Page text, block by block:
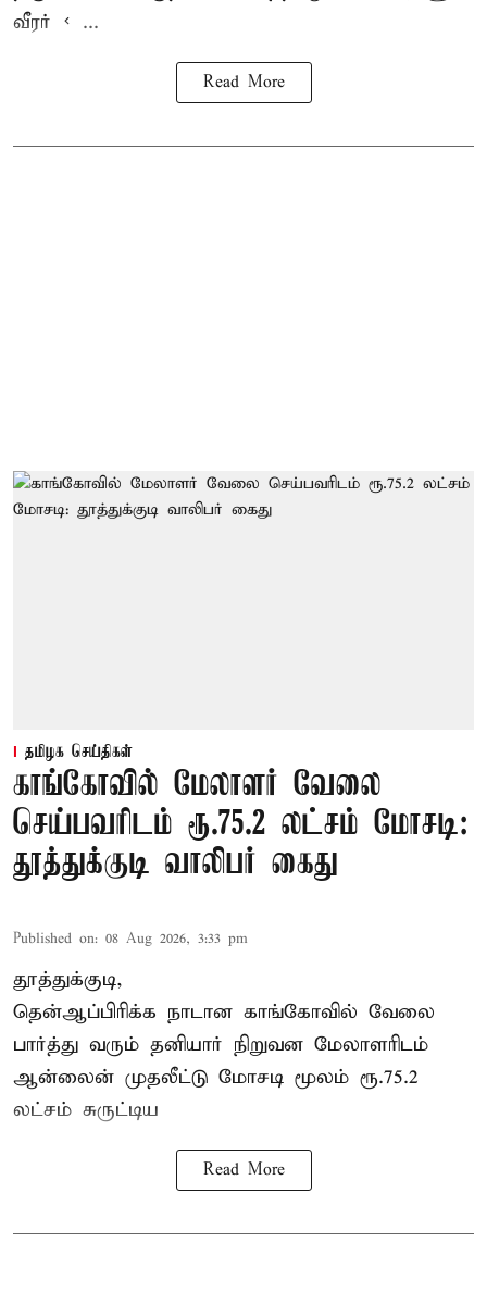
வீரர் < ...
Read More
தமிழக செய்திகள்
காங்கோவில் மேலாளர் வேலை
செய்பவரிடம் ரூ.75.2 லட்சம் மோசடி:
தூத்துக்குடி வாலிபர் கைது
Published on: 08 Aug 2026, 3:33 pm
தூத்துக்குடி,
தென்ஆப்பிரிக்க நாடான காங்கோவில் வேலை
பார்த்து வரும் தனியார் நிறுவன மேலாளரிடம்
ஆன்லைன் முதலீட்டு மோசடி மூலம் ரூ.75.2
லட்சம் சுருட்டிய
Read More